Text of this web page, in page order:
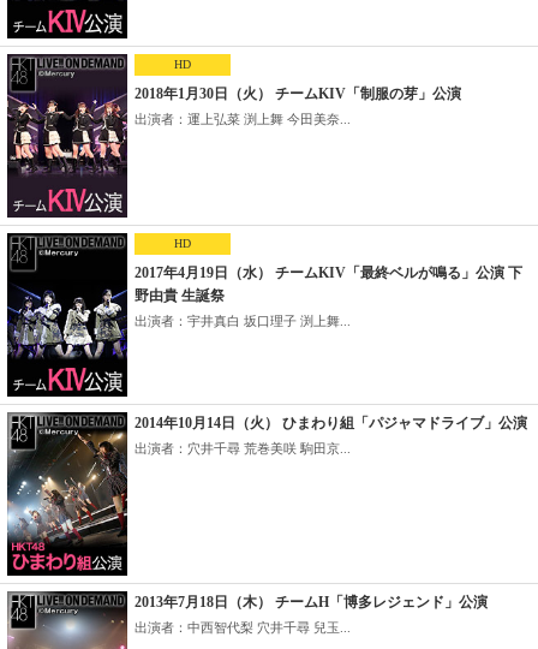
HD
2018年1月30日（火） チームKIV「制服の芽」公演
出演者：運上弘菜 渕上舞 今田美奈...
HD
2017年4月19日（水） チームKIV「最終ベルが鳴る」公演 下
野由貴 生誕祭
出演者：宇井真白 坂口理子 渕上舞...
2014年10月14日（火） ひまわり組「パジャマドライブ」公演
出演者：穴井千尋 荒巻美咲 駒田京...
2013年7月18日（木） チームH「博多レジェンド」公演
出演者：中西智代梨 穴井千尋 兒玉...